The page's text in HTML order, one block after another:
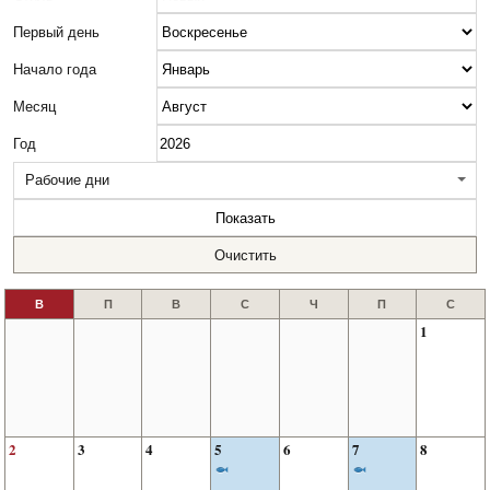
Первый день
Начало года
Месяц
Год
Рабочие дни
Показать
Очистить
1
2 3 4 5 6 7 8